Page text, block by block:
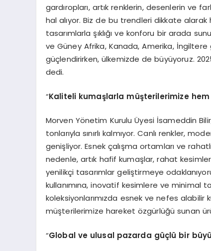
gardıropları, artık renklerin, desenlerin ve
hal alıyor. Biz de bu trendleri dikkate
tasarımlarla şıklığı ve konforu bir arada
ve Güney Afrika, Kanada, Amerika, İngiltere
güçlendirirken, ülkemizde de büyüyoruz.
dedi.
“Kaliteli kumaşlarla müşterilerimize hem
Morven Yönetim Kurulu Üyesi İsameddin
tonlarıyla sınırlı kalmıyor. Canlı renkler,
genişliyor. Esnek çalışma ortamları ve
nedenle, artık hafif kumaşlar, rahat
yenilikçi tasarımlar geliştirmeye
kullanımına, inovatif kesimlere ve minimal
koleksiyonlarımızda esnek ve nefes alabilir
müşterilerimize hareket özgürlüğü sunan
“Global ve ulusal pazarda güçlü bir